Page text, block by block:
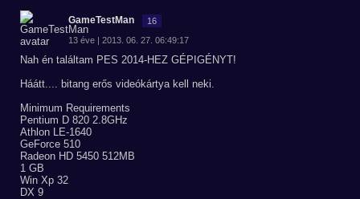
GameTestMan 16
13 éve | 2013. 06. 27. 06:49:17
Nah én találtam PES 2014-HEZ GÉPIGÉNYT!
Háátt.... bitang erős videókártya kell neki.
Minimum Requirements
Pentium D 820 2.8GHz
Athlon LE-1640
GeForce 510
Radeon HD 5450 512MB
1 GB
Win Xp 32
DX 9